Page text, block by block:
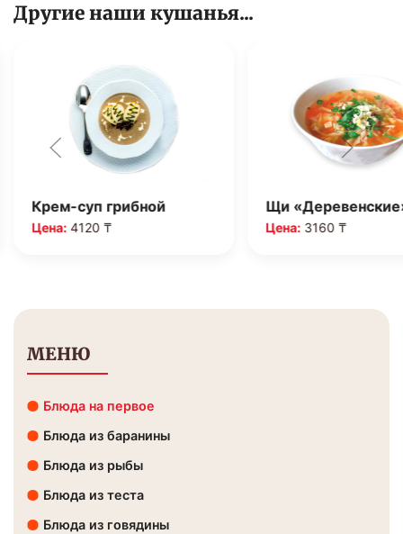
Другие наши кушанья...
Крем-суп грибной
Цена: 4120 ₸
Щи
Цена:3160 ₸
МЕНЮ
Блюда на первое
Блюда из баранины
Блюда из рыбы
Блюда из теста
Блюда из говядины